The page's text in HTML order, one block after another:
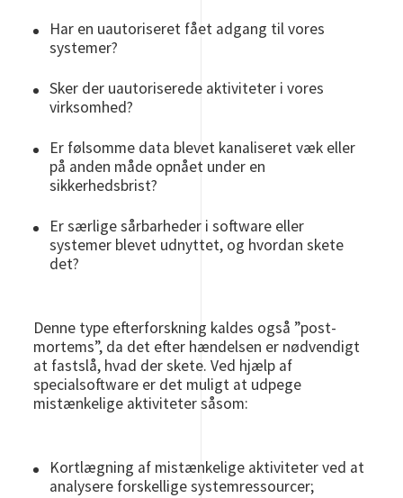
Har en uautoriseret fået adgang til vores
systemer?
Sker der uautoriserede aktiviteter i vores
virksomhed?
Er følsomme data blevet kanaliseret væk eller
på anden måde opnået under en
sikkerhedsbrist?
Er særlige sårbarheder i software eller
systemer blevet udnyttet, og hvordan skete
det?
Denne type efterforskning kaldes også ”post-
mortems”, da det efter hændelsen er nødvendigt
at fastslå, hvad der skete. Ved hjælp af
specialsoftware er det muligt at udpege
mistænkelige aktiviteter såsom:
Kortlægning af mistænkelige aktiviteter ved at
analysere forskellige systemressourcer;